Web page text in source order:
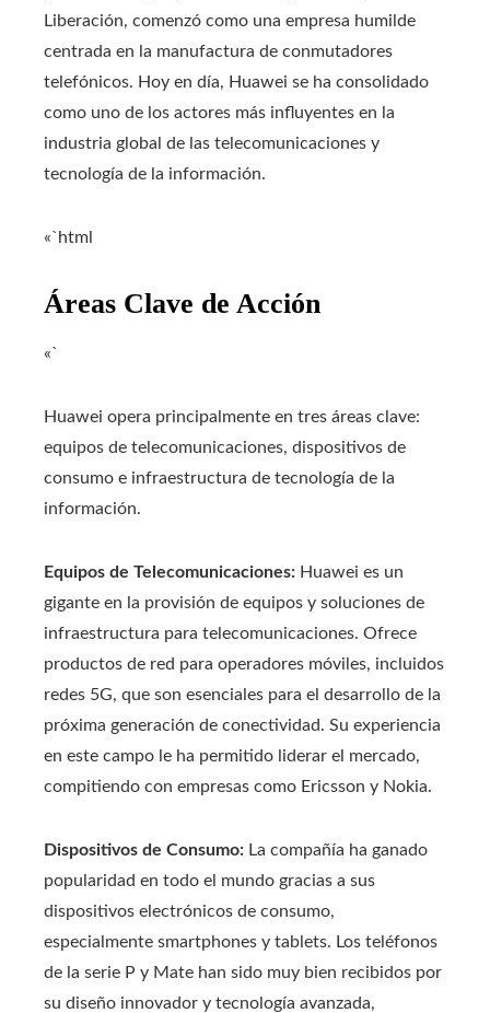
Liberación, comenzó como una empresa humilde
centrada en la manufactura de conmutadores
telefónicos. Hoy en día, Huawei se ha consolidado
como uno de los actores más influyentes en la
industria global de las telecomunicaciones y
tecnología de la información.
«`html
Áreas Clave de Acción
«`
Huawei opera principalmente en tres áreas clave:
equipos de telecomunicaciones, dispositivos de
consumo e infraestructura de tecnología de la
información.
Equipos de Telecomunicaciones: Huawei es un
gigante en la provisión de equipos y soluciones de
infraestructura para telecomunicaciones. Ofrece
productos de red para operadores móviles, incluidos
redes 5G, que son esenciales para el desarrollo de la
próxima generación de conectividad. Su experiencia
en este campo le ha permitido liderar el mercado,
compitiendo con empresas como Ericsson y Nokia.
Dispositivos de Consumo: La compañía ha ganado
popularidad en todo el mundo gracias a sus
dispositivos electrónicos de consumo,
especialmente smartphones y tablets. Los teléfonos
de la serie P y Mate han sido muy bien recibidos por
su diseño innovador y tecnología avanzada,